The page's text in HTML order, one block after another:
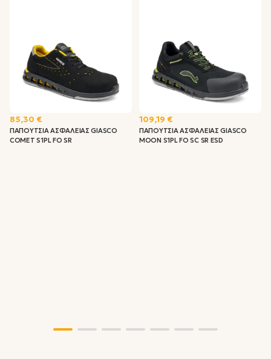
85,30 €
ΠΑΠΟΥΤΣΙΑ ΑΣΦΑΛΕΙΑΣ GIASCO
COMET S1PL FO SR
109,19 €
ΠΑΠΟΥΤΣΙΑ ΑΣΦΑΛΕΙΑΣ GIASCO
MOON S1PL FO SC SR ESD